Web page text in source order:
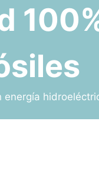
energía